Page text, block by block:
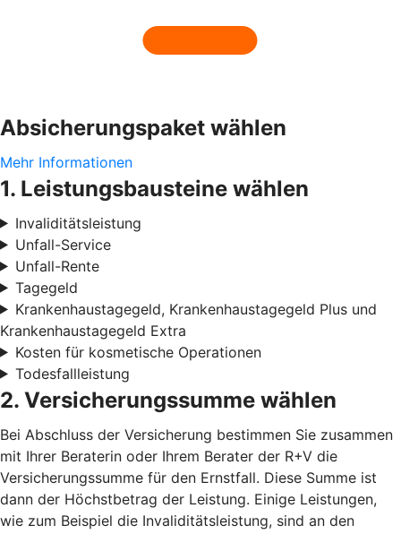
Absicherungspaket wählen
Mehr Informationen
1. Leistungsbausteine wählen
Invaliditätsleistung
Unfall-Service
Unfall-Rente
Tagegeld
Krankenhaustagegeld, Krankenhaustagegeld Plus und
Krankenhaustagegeld Extra
Kosten für kosmetische Operationen
Todesfallleistung
2. Versicherungssumme wählen
Bei Abschluss der Versicherung bestimmen Sie zusammen
mit Ihrer Beraterin oder Ihrem Berater der R+V die
Versicherungssumme für den Ernstfall. Diese Summe ist
dann der Höchstbetrag der Leistung. Einige Leistungen,
wie zum Beispiel die Invaliditätsleistung, sind an den